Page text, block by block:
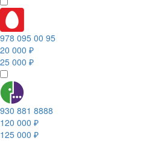
978 095 00 95
20 000 ₽
25 000 ₽
930 881 8888
120 000 ₽
125 000 ₽